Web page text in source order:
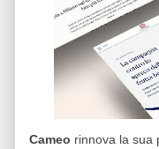
Cameo rinnova la sua